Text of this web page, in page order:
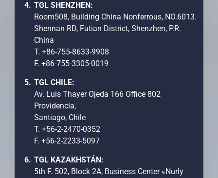
TGL SHENZHEN:
Room508, Building China Nonferrous, NO.6013.
Shennan RD, Futian District, Shenzhen, P.R.
China
T. +86-755-8633-9908
F. +86-755-3305-0019
TGL CHILE:
Av. Luis Thayer Ojeda 166 Office 802
Providencia,
Santiago, Chile
T. +56-2-2470-0352
F. +56-2-2233-5097
TGL KAZAKHSTÁN:
5th F. 502, Block 2A, Business Center «Nurly